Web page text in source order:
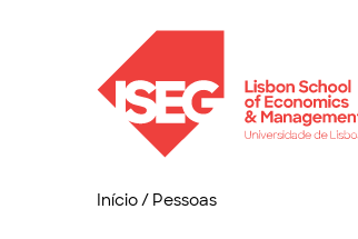
Início/ Pessoas